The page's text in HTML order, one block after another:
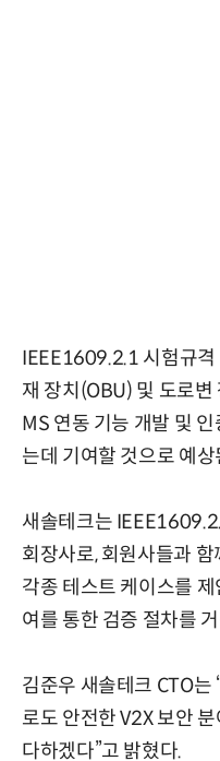
IEEE1609.2.1 시험규격
재 장치(OBU) 및 도로
MS 연동 기능 개발 및
는데 기여할 것으로 예상
새솔테크는
회장사로, 회원사들과
각종 테스트 케이스를
여를 통한 검증 절차를
김준우 새솔테크 CTO는
로도 안전한 V2X 보안
다하겠다”고 밝혔다.